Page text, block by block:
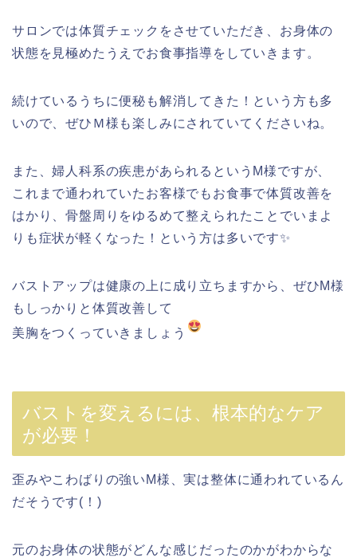
サロンでは体質チェックをさせていただき、お身体の
状態を見極めたうえでお食事指導をしていきます。
続けているうちに便秘も解消してきた！という方も多
いので、ぜひＭ様も楽しみにされていてくださいね。
また、婦人科系の疾患があられるというM様ですが、
これまで通われていたお客様でもお食事で体質改善を
はかり、骨盤周りをゆるめて整えられたことでいまよ
りも症状が軽くなった！という方は多いです✨
バストアップは健康の上に成り立ちますから、ぜひM様
もしっかりと体質改善して
美胸をつくっていきましょう
バストを変えるには、根本的なケア
が必要！
歪みやこわばりの強いM様、実は整体に通われているん
だそうです(！)
元のお身体の状態がどんな感じだったのかがわからな